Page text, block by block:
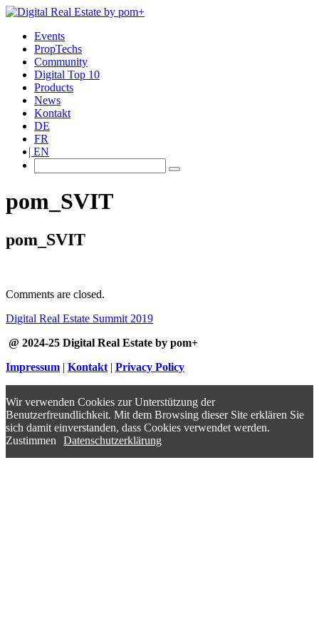
Events
PropTechs
Community
Digital Top 10
Products
News
Kontakt
DE
FR
EN
pom_SVIT
pom_SVIT
Comments are closed.
Digital Real Estate Summit 2019
@ 2024-25 Digital Real Estate by pom+
Impressum | Kontakt | Privacy Policy
Wir verwenden Cookies zur Unterstützung der
Benutzerfreundlichkeit. Mit dem Browsing dieser Site erklären Sie
sich damit einverstanden, dass Cookies verwendet werden.
Zustimmen
Datenschutzerklärung